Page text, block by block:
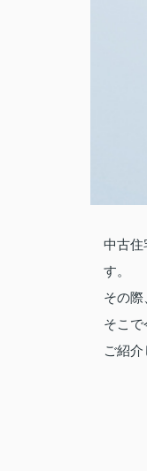
中古住
す。
その際
そこ
ご紹介